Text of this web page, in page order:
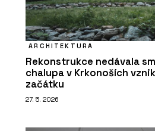
ARCHITEKTURA
Rekonstrukce nedávala
chalupa v Krkonoších
začátku
27. 5. 2026